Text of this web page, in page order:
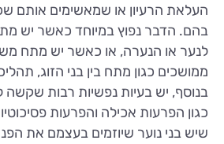
העלאת הרעיון או שמאשימים אותם
בהם. הדבר נפוץ במיוחד כאשר יש
לנער או הנערה, או כאשר יש מתח
ממושכים כגון מתח בין בני הזוג,
בנוסף, יש בעיות נפשיות רבות שקשה
כגון הפרעות אכילה והפרעות
שיש בני נוער שיוזמים בעצמם את